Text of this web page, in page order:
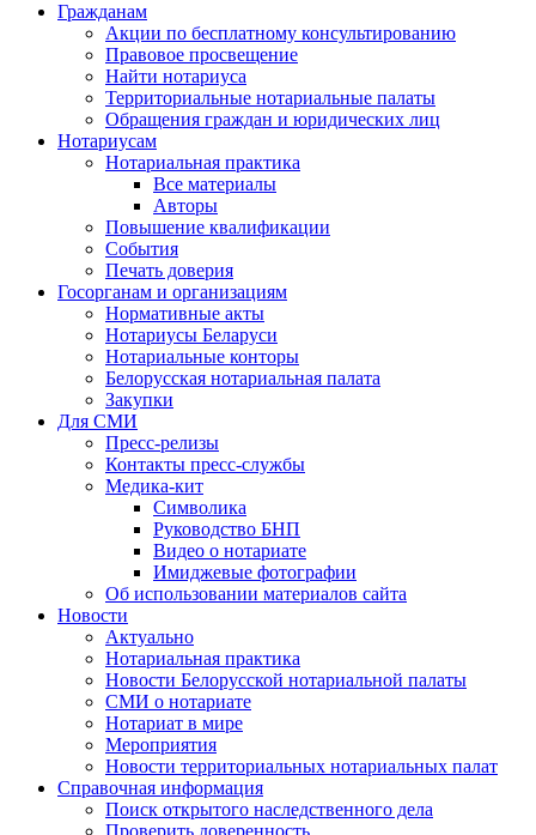
Гражданам
Акции по бесплатному консультированию
Правовое просвещение
Найти нотариуса
Территориальные нотариальные палаты
Обращения граждан и юридических лиц
Нотариусам
Нотариальная практика
Все материалы
Авторы
Повышение квалификации
События
Печать доверия
Госорганам и организациям
Нормативные акты
Нотариусы Беларуси
Нотариальные конторы
Белорусская нотариальная палата
Закупки
Для СМИ
Пресс-релизы
Контакты пресс-службы
Медика-кит
Символика
Руководство БНП
Видео о нотариате
Имиджевые фотографии
Об использовании материалов сайта
Новости
Актуально
Нотариальная практика
Новости Белорусской нотариальной палаты
СМИ о нотариате
Нотариат в мире
Мероприятия
Новости территориальных нотариальных палат
Справочная информация
Поиск открытого наследственного дела